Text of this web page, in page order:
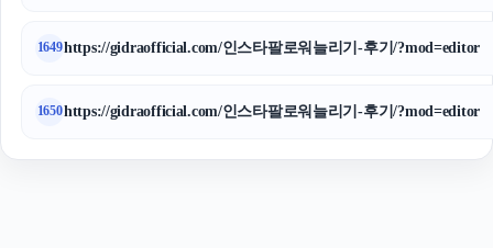
1649https://gidraofficial.com/인스타팔로워늘리기-후기/?mod=editor
1650https://gidraofficial.com/인스타팔로워늘리기-후기/?mod=editor